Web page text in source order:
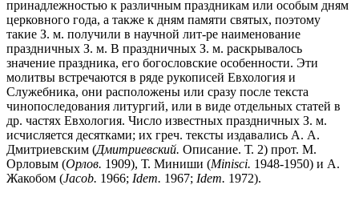
принадлежностью к различным праздникам или особым дням
церковного года, а также к дням памяти святых, поэтому
такие З. м. получили в научной лит-ре наименование
праздничных З. м. В праздничных З. м. раскрывалось
значение праздника, его богословские особенности. Эти
молитвы встречаются в ряде рукописей Евхология и
Служебника, они расположены или сразу после текста
чинопоследования литургий, или в виде отдельных статей в
др. частях Евхология. Число известных праздничных З. м.
исчисляется десятками; их греч. тексты издавались А. А.
Дмитриевским (Дмитриевский. Описание. Т. 2) прот. М.
Орловым (Орлов. 1909), Т. Миниши (Minisci. 1948-1950) и А.
Жакобом (Jacob. 1966; Idem. 1967; Idem. 1972).